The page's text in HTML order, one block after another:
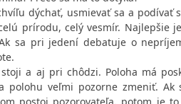
dýchať, usmievať sa a podívať
prírodu, celý vesmír. Najlepšie
sa pri jedení debatuje o
a aj pri chôdzi. Poloha má
veľmi pozorne zmeniť. Ak